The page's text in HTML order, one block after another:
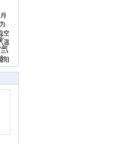
空
温
、
阳
气